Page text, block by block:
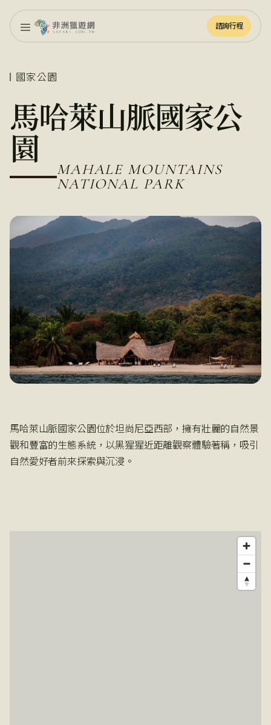
諮詢行程
諮詢行程
國家公園
馬哈萊山脈國家公
園
MAHALE MOUNTAINS
NATIONAL PARK
馬哈萊山脈國家公園位於坦尚尼亞西部，擁有壯麗的自然景
觀和豐富的生態系統，以黑猩猩近距離觀察體驗著稱，吸引
自然愛好者前來探索與沉浸。